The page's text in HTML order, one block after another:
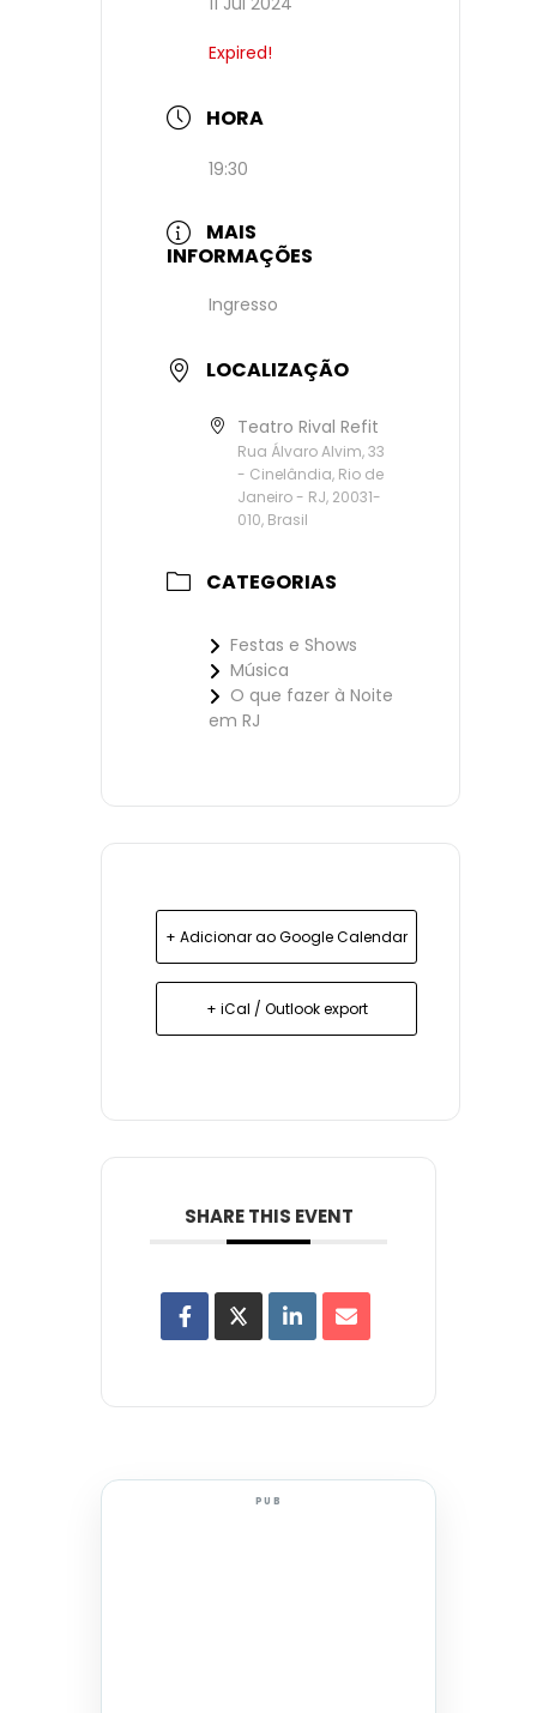
Expired!
HORA
19:30
MAIS
INFORMAÇÕES
Ingresso
LOCALIZAÇÃO
Teatro Rival Refit
Rua Álvaro Alvim, 33
- Cinelândia, Rio de
Janeiro - RJ, 20031-
010, Brasil
CATEGORIAS
Festas e Shows
Música
O que fazer à Noite
em RJ
+ Adicionar ao Google Calendar
+ iCal / Outlook export
SHARE THIS EVENT
PUB